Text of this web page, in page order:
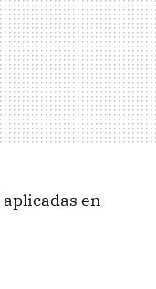
aplicadas en